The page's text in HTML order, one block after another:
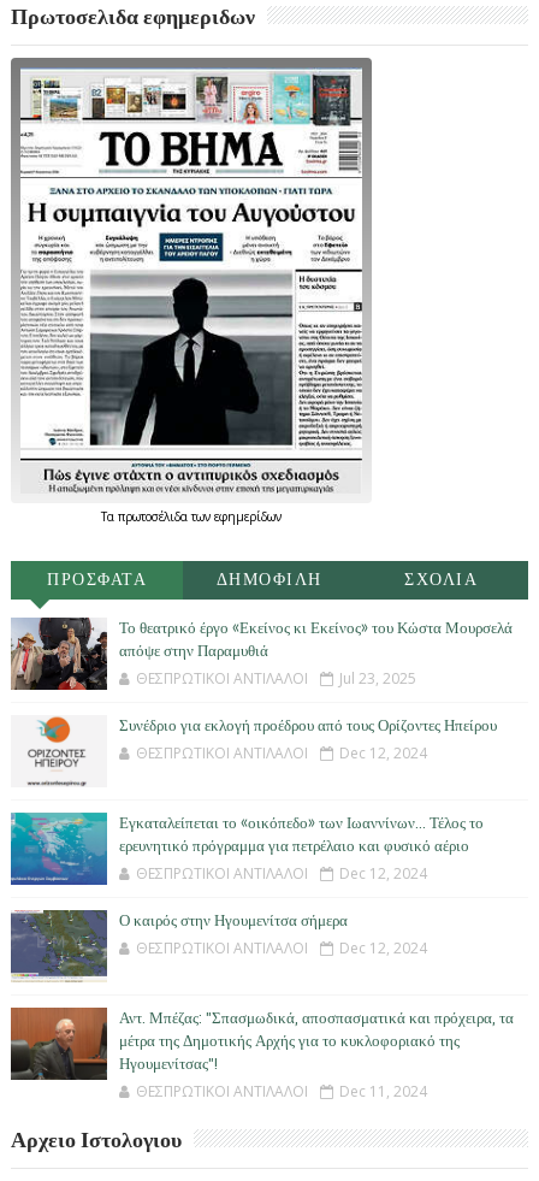
Πρωτοσελιδα εφημεριδων
Τα πρωτοσέλιδατων εφημερίδων
ΠΡΟΣΦΑΤΑ ΔΗΜΟΦΙΛΗ ΣΧΟΛΙΑ
Το θεατρικό έργο «Εκείνος κι Εκείνος» του Κώστα Μουρσελά
απόψε στην Παραμυθιά
ΘΕΣΠΡΩΤΙΚΟΙ ΑΝΤΙΛΑΛΟΙ Jul 23, 2025
Συνέδριο για εκλογή προέδρου από τους Ορίζοντες Ηπείρου
ΘΕΣΠΡΩΤΙΚΟΙ ΑΝΤΙΛΑΛΟΙ Dec 12, 2024
Εγκαταλείπεται το «οικόπεδο» των Ιωαννίνων… Τέλος το
ερευνητικό πρόγραμμα για πετρέλαιο και φυσικό αέριο
ΘΕΣΠΡΩΤΙΚΟΙ ΑΝΤΙΛΑΛΟΙ Dec 12, 2024
Ο καιρός στην Ηγουμενίτσα σήμερα
ΘΕΣΠΡΩΤΙΚΟΙ ΑΝΤΙΛΑΛΟΙ Dec 12, 2024
Αντ. Μπέζας: "Σπασμωδικά, αποσπασματικά και πρόχειρα, τα
μέτρα της Δημοτικής Αρχής για το κυκλοφοριακό της
Ηγουμενίτσας"!
ΘΕΣΠΡΩΤΙΚΟΙ ΑΝΤΙΛΑΛΟΙ Dec 11, 2024
Αρχειο Ιστολογιου